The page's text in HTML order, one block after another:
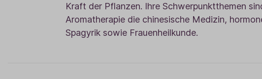
Kraft der Pflanzen. Ihre Schwerpunktthemen
Aromatherapie die chinesische Medizin,
Spagyrik sowie Frauenheilkunde.